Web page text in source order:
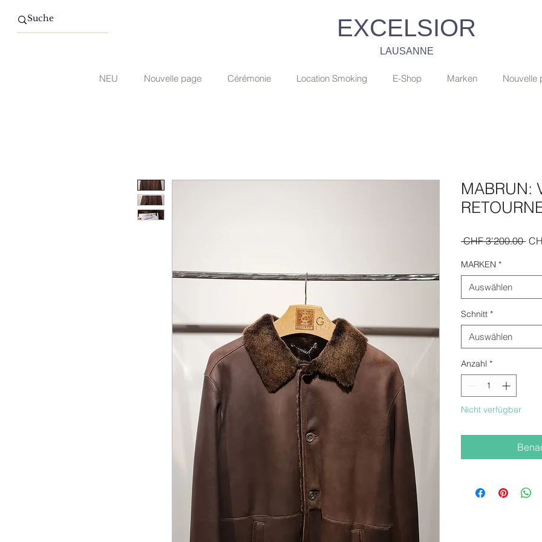
EXCELSIOR
LAUSANNE
NEU Nouvelle page Cérémonie Location Smoking E-Shop Marken Nouvelle
MABRUN:
CHF 3'200.00
MARKEN *
Auswählen
Schnitt *
Auswählen
Anzahl *
Nicht verfügbar